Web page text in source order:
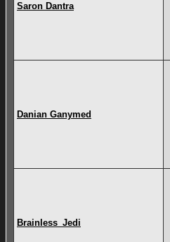
Saron Dantra
Danian Ganymed
Brainless_Jedi